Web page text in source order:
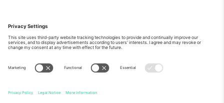
Mexico
Av Chapultepec 360, Roma
Norte, Cuauhtémoc, 06700
Ciudad de México, CDMX,
Mexico
პლატფორმის პროვაიდერის იურიდიული პირი იცვლება